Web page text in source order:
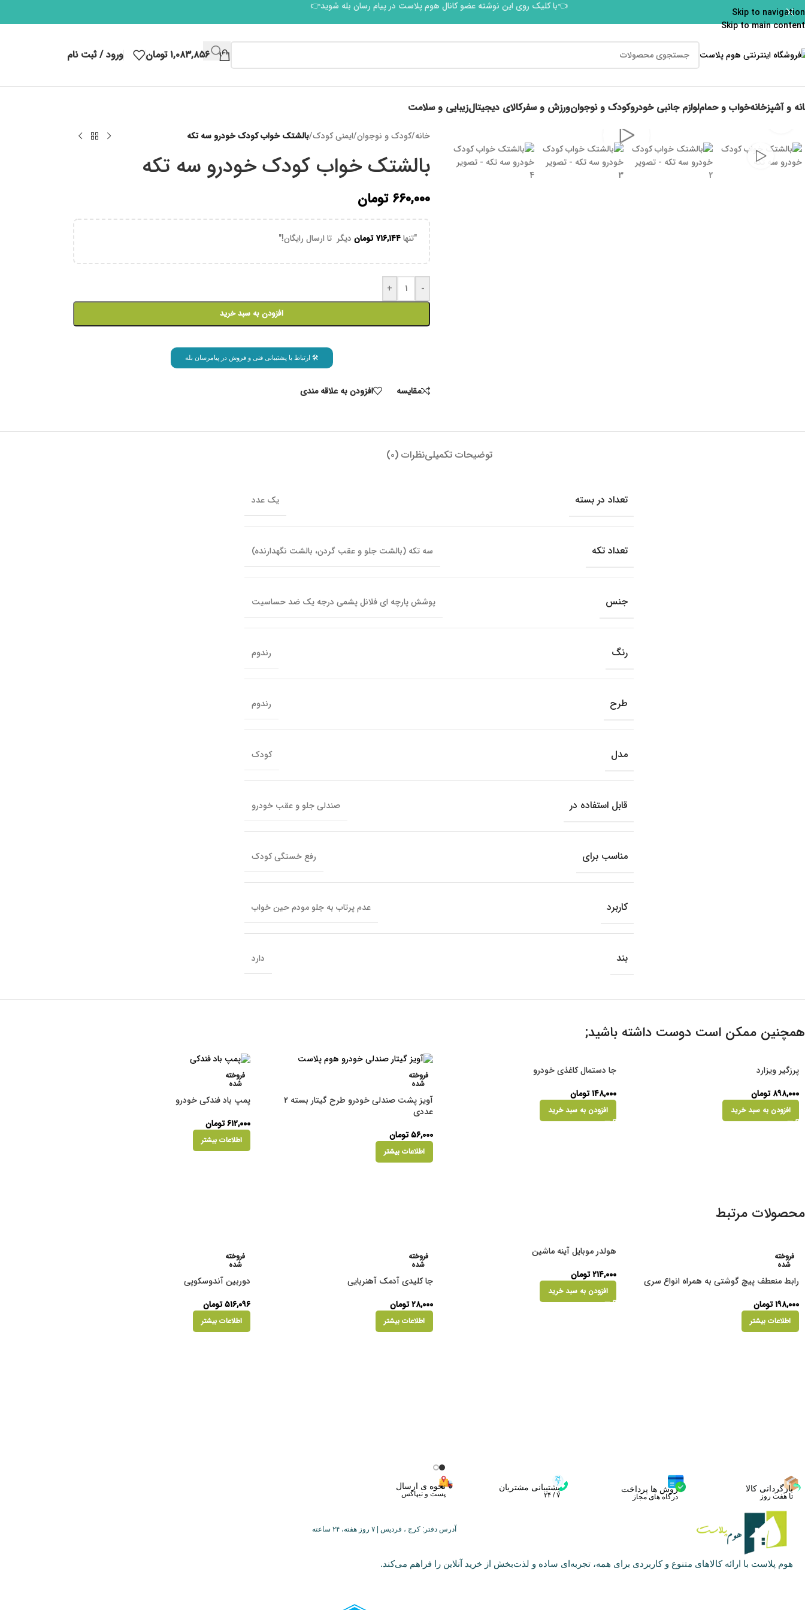
Skip to navigation
Skip to main content
👈با کلیک روی این نوشته عضو کانال هوم پلاست در پیام رسان بله شوید👉
۱,۰۸۳,۸۵۶ تومان ورود / ثبت نام
و آشپزخانهخواب و حماملوازم جانبی خودروکودک و نوجوانورزش و سفرکالای دیجیتالزیبایی و سلامت
خانه/کودک و نوجوان/ایمنی کودک/بالشتک خواب کودک خودرو سه تکه
بالشتک خواب کودک خودرو سه تکه
۶۶۰,۰۰۰ تومان
"تنها۷۱۶,۱۴۴ توماندیگر تا ارسال رایگان!"
-
+
افزودن به سبد خرید
🛠 ارتباط با پشتیبانی فنی و فروش در پیامرسان بله
مقايسه افزودن به علاقه مندی
توضیحات تکمیلینظرات (۰)
تعداد در بسته یک عدد
تعداد تکه سه تکه (بالشت جلو و عقب گردن، بالشت نگهدارنده)
جنس پوشش پارچه ای فلانل پشمی درجه یک ضد حساسیت
رنگ رندوم
طرح رندوم
مدل کودک
قابل استفاده در صندلی جلو و عقب خودرو
مناسب برای رفع خستگی کودک
کاربرد عدم پرتاب به جلو مودم حین خواب
بند دارد
همچنین ممکن است دوست داشته باشید;
پرزگیر ویزارد
۸۹۸,۰۰۰ تومان
افزودن به سبد خرید
جا دستمال کاغذی خودرو
۱۴۸,۰۰۰ تومان
افزودن به سبد خرید
فروخته
شده
آویز پشت صندلی خودرو طرح گیتار بسته ۲
عددی
۵۶,۰۰۰تومان
اطلاعات بیشتر
فروخته
شده
پمپ باد فندکی خودرو
۶۱۲,۰۰۰ تومان
اطلاعات بیشتر
محصولات مرتبط
فروخته
شده
رابط منعطف پیچ گوشتی به همراه انواع سری
۱۹۸,۰۰۰تومان
اطلاعات بیشتر
هولدر موبایل آینه ماشین
۲۱۴,۰۰۰ تومان
افزودن به سبد خرید
فروخته
شده
جا کلیدی آدمک آهنربایی
۲۸,۰۰۰تومان
اطلاعات بیشتر
فروخته
شده
دوربین آندوسکوپی
۵۱۶,۰۹۶ تومان
اطلاعات بیشتر
بازگردانی کالا
تا هفت روز
روش ها پرداخت
درگاه های مجاز
پشتیبانی مشتریان
۷ / ۲۴
نحوه ی ارسال
پست و تیپاکس
آدرس دفتر: کرج ، فردیس | ۷ روز هفته، ۲۴ ساعته
هوم پلاست با ارائه کالاهای متنوع و کاربردی برای همه، تجربه‌ای ساده و لذت‌بخش از خرید آنلاین را فراهم می‌کند.